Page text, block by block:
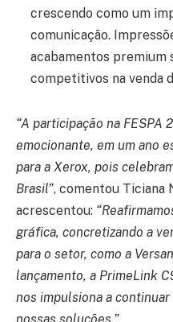
crescendo como um
comunicação.
acabamentos premium
competitivos na venda
“A participação na FESPA
emocionante, em um ano
para a Xerox, pois
Brasil”, comentou Ticiana
acrescentou:
gráfica, concretizando a
para o setor, como a
lançamento, a PrimeLink
nos impulsiona a
nossas soluções.”